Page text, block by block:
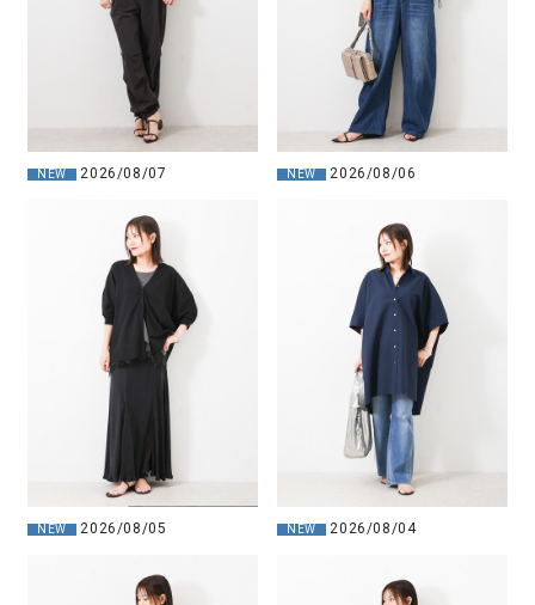
NEW 2026/08/07 NEW 2026/08/06
NEW 2026/08/05 NEW 2026/08/04